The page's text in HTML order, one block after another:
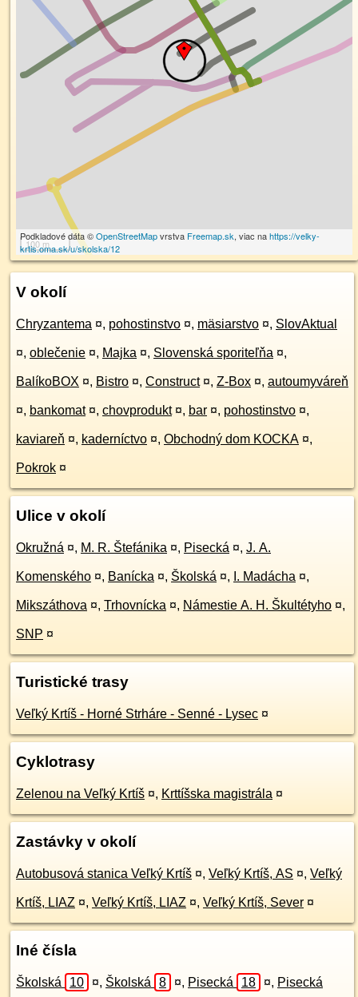
100 m
Podkladové dáta ©OpenStreetMapvrstva Freemap.sk, viac nahttps://velky-
krtis.oma.sk/u/skolska/12
V okolí
Chryzantema ¤, pohostinstvo ¤, mäsiarstvo ¤, SlovAktual
¤, oblečenie ¤, Majka ¤, Slovenská sporiteľňa ¤,
BalíkoBOX ¤, Bistro ¤, Construct ¤, Z-Box ¤, autoumyváreň
¤, bankomat ¤, chovprodukt ¤, bar ¤, pohostinstvo ¤,
kaviareň ¤, kaderníctvo ¤, Obchodný dom KOCKA ¤,
Pokrok ¤
Ulice v okolí
Okružná ¤, M. R. Štefánika ¤, Pisecká ¤, J. A.
Komenského ¤, Banícka ¤, Školská ¤, I. Madácha ¤,
Mikszáthova ¤, Trhovnícka ¤, Námestie A. H. Škultétyho ¤,
SNP ¤
Turistické trasy
Veľký Krtíš - Horné Strháre - Senné - Lysec ¤
Cyklotrasy
Zelenou na Veľký Krtíš ¤, Krttíšska magistrála ¤
Zastávky v okolí
Autobusová stanica Veľký Krtíš ¤, Veľký Krtíš, AS ¤, Veľký
Krtíš, LIAZ ¤, Veľký Krtíš, LIAZ ¤, Veľký Krtíš, Sever ¤
Iné čísla
Školská 10 ¤, Školská 8 ¤, Pisecká 18 ¤, Pisecká